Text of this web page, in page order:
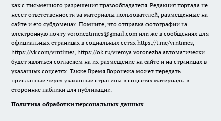
как с письменного разрешения правообладателя. Редакция портала не
несет ответственности за материалы пользователей, размещенные на
сайте и его субдоменах. Помните, что отправка фотографии на
электронную почту voroneztimes@gmail.com или же в сообщениях для
официальных страницах в социальных сетях https://t.me/vrntimes,
https://vk.com/vrntimes, https://ok.ru/vremya.voronezha автоматически
будет являться согласием на их размещение на сайте и на страницах в
указанных соцсетях. Также Время Воронежа может передать
присланные через указанные страницы в соцсетях материалы в
сторонние паблики для публикации.
Политика обработки персональных данных